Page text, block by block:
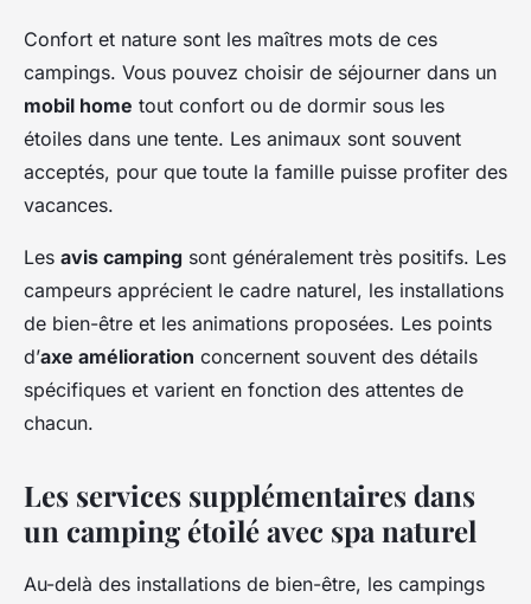
Confort et nature sont les maîtres mots de ces
campings. Vous pouvez choisir de séjourner dans un
mobil home tout confort ou de dormir sous les
étoiles dans une tente. Les animaux sont souvent
acceptés, pour que toute la famille puisse profiter des
vacances.
Les avis camping sont généralement très positifs. Les
campeurs apprécient le cadre naturel, les installations
de bien-être et les animations proposées. Les points
d’axe amélioration concernent souvent des détails
spécifiques et varient en fonction des attentes de
chacun.
Les services supplémentaires dans
un camping étoilé avec spa naturel
Au-delà des installations de bien-être, les campings